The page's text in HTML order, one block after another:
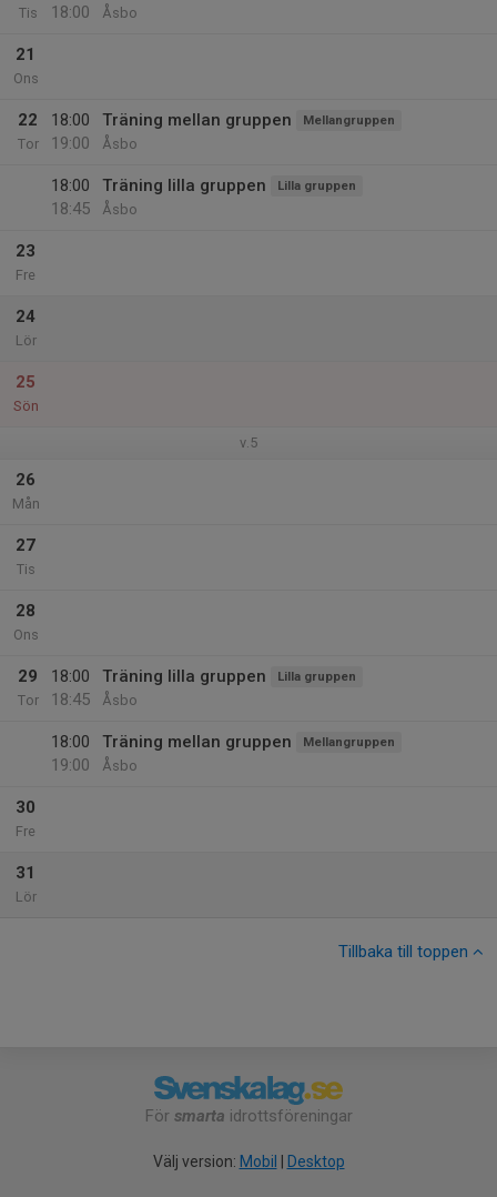
Tis
18:00
Åsbo
21
Ons
22
Tor
18:00
19:00
Träning mellan gruppen Mellangruppen
Åsbo
18:00
18:45
Träning lilla gruppen Lilla gruppen
Åsbo
23
Fre
24
Lör
25
Sön
v.5
26
Mån
27
Tis
28
Ons
29
Tor
18:00
18:45
Träning lilla gruppen Lilla gruppen
Åsbo
18:00
19:00
Träning mellan gruppen Mellangruppen
Åsbo
30
Fre
31
Lör
Tillbaka till toppen
För smarta idrottsföreningar
Välj version: Mobil Desktop